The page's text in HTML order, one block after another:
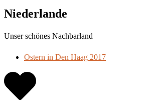
Niederlande
Unser schönes Nachbarland
Ostern in Den Haag 2017